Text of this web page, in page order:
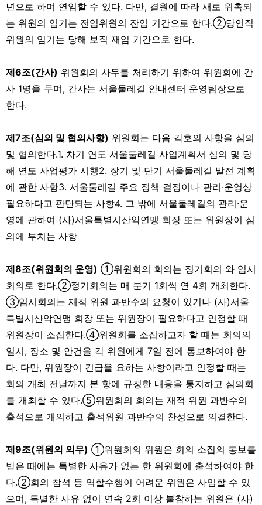
년으로 하며 연임할 수 있다. 다만, 결원에 따라 새로 위촉되
는 위원의 임기는 전임위원의 잔임 기간으로 한다.②당연직
위원의 임기는 당해 보직 재임 기간으로 한다.
제6조(간사) 위원회의 사무를 처리하기 위하여 위원회에 간
사 1명을 두며, 간사는 서울둘레길 안내센터 운영팀장으로
한다.
제7조(심의 및 협의사항) 위원회는 다음 각호의 사항을 심의
및 협의한다.1. 차기 연도 서울둘레길 사업계획서 심의 및 당
해 연도 사업평가 시행2. 장기 및 단기 서울둘레길 발전 계획
에 관한 사항3. 서울둘레길 주요 정책 결정이나 관리·운영상
필요하다고 판단되는 사항4. 그 밖에 서울둘레길의 관리·운
영에 관하여 (사)서울특별시산악연맹 회장 또는 위원장이 심
의에 부치는 사항
제8조(위원회의 운영) ①위원회의 회의는 정기회의 와 임시
회의로 한다.②정기회의는 매 분기 1회씩 연 4회 개최한다.
③임시회의는 재적 위원 과반수의 요청이 있거나 (사)서울
특별시산악연맹 회장 또는 위원장이 필요하다고 인정할 때
위원장이 소집한다.④위원회를 소집하고자 할 때는 회의의
일시, 장소 및 안건을 각 위원에게 7일 전에 통보하여야 한
다. 다만, 위원장이 긴급을 요하는 사항이라고 인정할 때는
회의 개최 전날까지 본 항에 규정한 내용을 통지하고 심의회
를 개최할 수 있다.⑤위원회의 회의는 재적 위원 과반수의
출석으로 개의하고 출석위원 과반수의 찬성으로 의결한다.
제9조(위원의 의무) ①위원회의 위원은 회의 소집의 통보를
받은 때에는 특별한 사유가 없는 한 위원회에 출석하여야 한
다.②회의 참석 등 역할수행이 어려운 위원은 사임할 수 있
으며, 특별한 사유 없이 연속 2회 이상 불참하는 위원은 (사)